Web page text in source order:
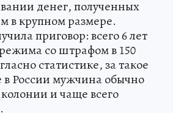
денег, полученных
в крупном размере.
приговор: всего 6 лет
со штрафом в 150
статистике, за такое
в России мужчина обычно
колонии и чаще всего